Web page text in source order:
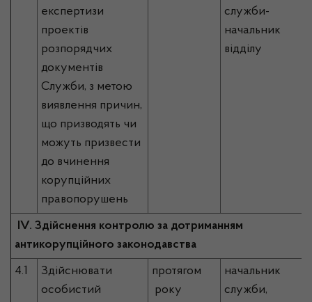
експертизи
проектів
розпорядчих
документів
Служби, з метою
виявлення причин,
що призводять чи
можуть призвести
до вчинення
корупційних
правопорушень
служби-
начальник
відділу
ІV. Здійснення контролю за дотриманням
антикорупційного законодавства
4.1
Здійснювати
особистий
протягом
року
начальник
служби,